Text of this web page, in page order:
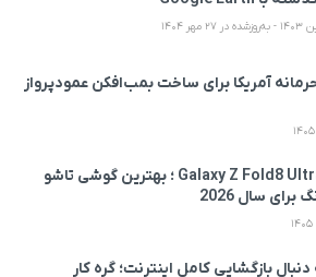
آمریکا برای ساخت بمب‌افکن عمودپرواز
بررسی Galaxy Z Fold8 Ultra ؛ بهترین گوشی تاشو
سال 2026
بازگشایی کامل اینترنت؛ گره کار